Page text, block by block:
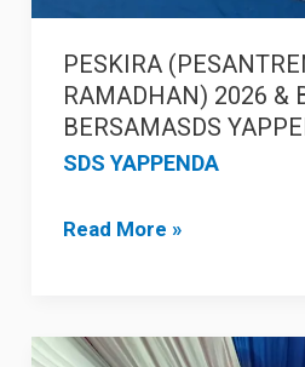
PESKIRA
RAMADHAN) 2026 &
BERSAMASDS
SDS YAPPENDA
Read More »
KEGIATAN